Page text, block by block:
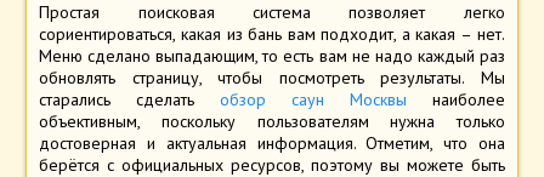
Простая поисковая система позволяет легко
сориентироваться, какая из бань вам подходит, а какая – нет.
Меню сделано выпадающим, то есть вам не надо каждый раз
обновлять страницу, чтобы посмотреть результаты. Мы
старались сделатьобзор саун Москвы наиболее
объективным, поскольку пользователям нужна только
достоверная и актуальная информация. Отметим, что она
берётся с официальных ресурсов, поэтому вы можете быть